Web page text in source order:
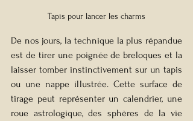
Tapis pour lancer les charms
De nos jours, la technique la plus répandue
est de tirer une poignée de breloques et la
laisser tomber instinctivement sur un tapis
ou une nappe illustrée. Cette surface de
tirage peut représenter un calendrier, une
roue astrologique, des sphères de la vie